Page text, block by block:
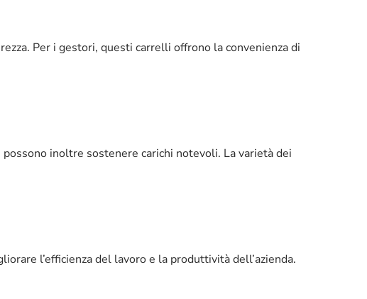
Per i gestori, questi carrelli offrono la convenienza di
inoltre sostenere carichi notevoli. La varietà dei
l’efficienza del lavoro e la produttività dell’azienda.